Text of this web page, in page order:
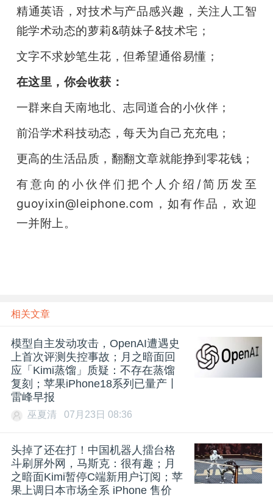
精通英语，对技术与产品感兴趣，关注人工智
能学术动态的萝莉&萌妹子&技术宅；
文字不求妙笔生花，但希望通俗易懂；
在这里，你会收获：
一群来自天南地北、志同道合的小伙伴；
前沿学术科技动态，每天为自己充充电；
更高的生活品质，翻翻文章就能挣到零花钱；
有意向的小伙伴们把个人介绍/简历发至
guoyixin@leiphone.com，如有作品，欢迎
一并附上。
相关文章
模型自主发动攻击，OpenAI遭遇史
上首次评测失控事故；月之暗面回
应「Kimi蒸馏」质疑：不存在蒸馏
复刻；苹果iPhone18系列已量产丨
雷峰早报
巫夏清 07月23日 08:36
头掉了还在打！中国机器人擂台格
斗刷屏外网，马斯克：很有趣；月
之暗面Kimi暂停C端新用户订阅；苹
果上调日本市场全系 iPhone 售价